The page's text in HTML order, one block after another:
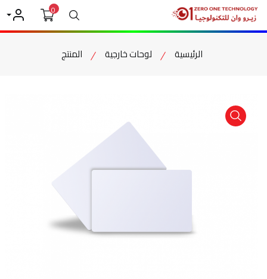
بحث0
حسابي
الرئيسية لوحات خارجية المنتج
item view